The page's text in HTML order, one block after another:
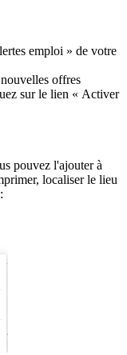
emploi » de votre
offres
sur le lien « Activer
pouvez l'ajouter à
localiser le lieu